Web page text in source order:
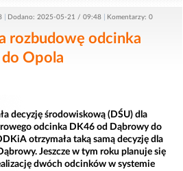
Dodano: 2025-05-21 / 09:48 Komentarzy: 0
rozbudowę odcinka
Opola
decyzję środowiskową (DŚU) dla
odcinka DK46 od Dąbrowy do
otrzymała taką samą decyzję dla
Jeszcze w tym roku planuje się
dwóch odcinków w systemie